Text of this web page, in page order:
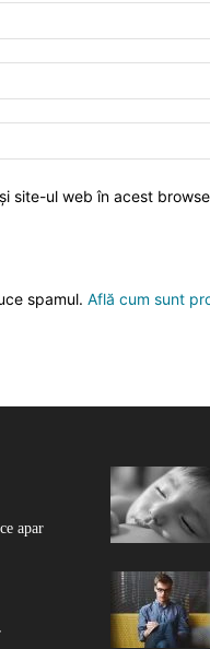
site-ul web în acest
spamul. Află cum sunt
apar